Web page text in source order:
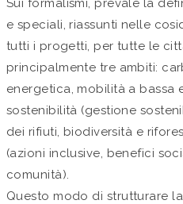
Sui formalismi, prevale la
e speciali, riassunti nelle
tutti i progetti, per tutte le
principalmente tre ambiti:
energetica, mobilità a bassa
sostenibilità (gestione
dei rifiuti, biodiversità e
(azioni inclusive, benefici
comunità).
Questo modo di strutturare